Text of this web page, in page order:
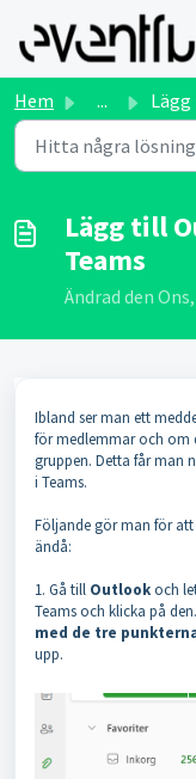
Hoppa över till
Hem ... Lägg till
Lägg till
Teams
Ändrad den
Ibland ser man ett
för medlemmar och om
gruppen. Detta får man
i Teams.
Följande gör man för
ändå:
1. Gå till Outlookoch
Teams och klicka på
med de tre
upp.